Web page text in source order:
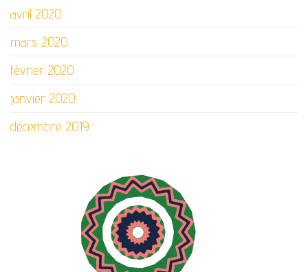
avril 2020
mars 2020
février 2020
janvier 2020
décembre 2019